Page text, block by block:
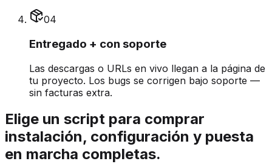
04
Entregado + con soporte
Las descargas o URLs en vivo llegan a la página de
tu proyecto. Los bugs se corrigen bajo soporte —
sin facturas extra.
Elige un script para comprar
instalación, configuración y puesta
en marcha completas.